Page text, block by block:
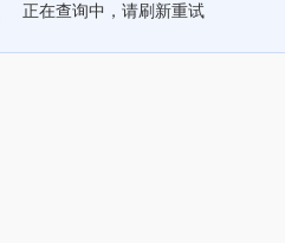
正在查询中，请刷新重试